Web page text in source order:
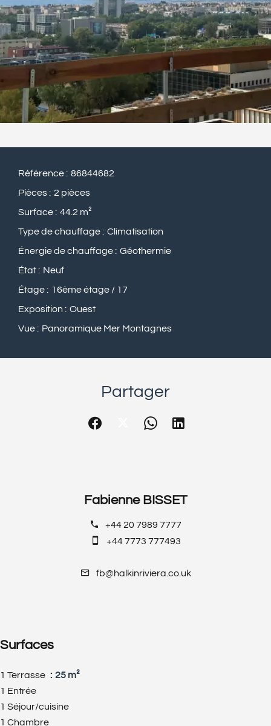
Référence
86844682
Pièces
2 pièces
Surface
44.2 m²
Type de chauffage
Climatisation
Énergie de chauffage
Géothermie
État
Neuf
Étage
16ème étage / 17
Exposition
Ouest
Vue
Panoramique Mer Montagnes
Partager
Fabienne BISSET
+44 20 7989 7777
+44 7773 777493
fb@halkinriviera.co.uk
Surfaces
1 Terrasse
25 m²
1 Entrée
1 Séjour/cuisine
1 Chambre